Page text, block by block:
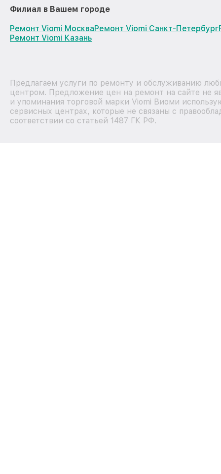
Филиал в Вашем городе
Ремонт Viomi МоскваРемонт Viomi Санкт-Петербург
Ремонт Viomi Казань
Предлагаем услуги по ремонту и обслуживанию
центром. Предложение цен на ремонт на сайте не
и упоминания торговой марки Viomi Виоми
сервисных центрах, которые не связаны с
соответствии со статьей 1487 ГК РФ.